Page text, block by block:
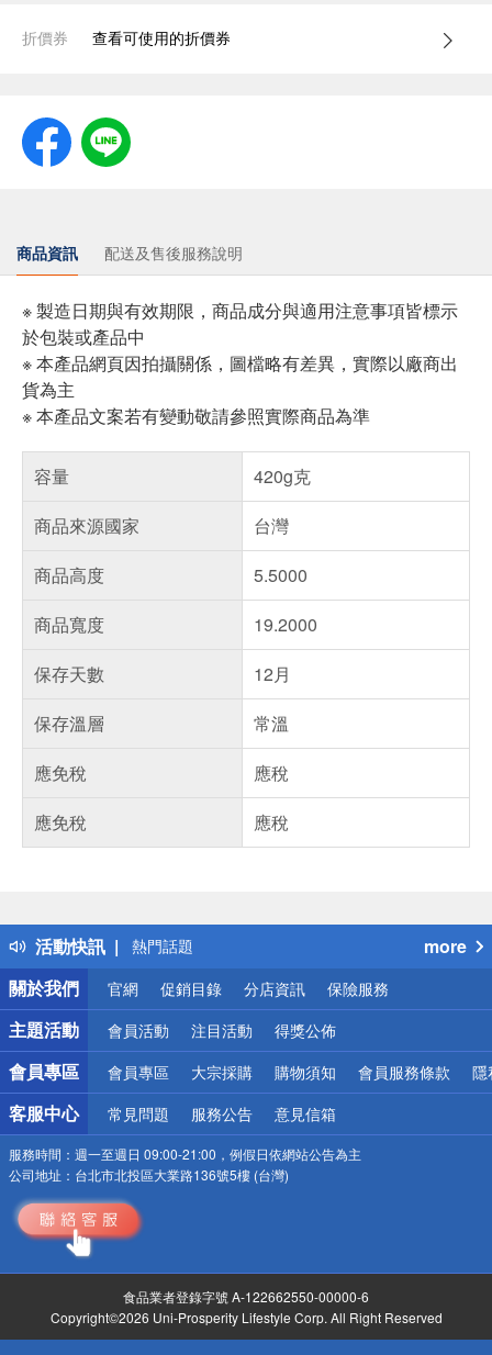
折價券 查看可使用的折價券
商品資訊 配送及售後服務說明
※ 製造日期與有效期限，商品成分與適用注意事項皆標示
於包裝或產品中
※ 本產品網頁因拍攝關係，圖檔略有差異，實際以廠商出
貨為主
※ 本產品文案若有變動敬請參照實際商品為準
容量
420g克
商品來源國家
台灣
商品高度
5.5000
商品寬度
19.2000
保存天數
12月
保存溫層
常溫
應免稅
應稅
應免稅
應稅
活動快訊
得獎公告
熱門話題
銀行優惠
偏遠地區配送
詐騙網頁！請小心！
more
關於我們
官網 促銷目錄 分店資訊 保險服務
主題活動 會員活動 注目活動 得獎公佈
會員專區 會員專區 大宗採購 購物須知 會員服務條款 隱
客服中心 常見問題 服務公告 意見信箱
服務時間： 週一至週日 09:00-21:00，例假日依網站公告為主
公司地址： 台北市北投區大業路136號5樓 (台灣)
食品業者登錄字號 A-122662550-00000-6
Copyright©2026 Uni-Prosperity Lifestyle Corp. All Right Reserved